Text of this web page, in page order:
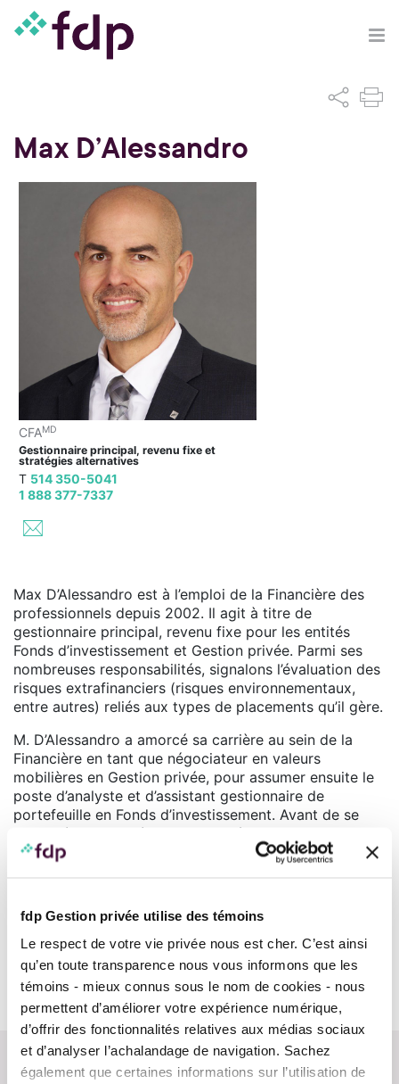
fdp Gestion privée utilise des témoins
Le respect de votre vie privée nous est cher. C’est ainsi
qu’en toute transparence nous vous informons que les
témoins - mieux connus sous le nom de cookies - nous
permettent d’améliorer votre expérience numérique,
d’offrir des fonctionnalités relatives aux médias sociaux
et d’analyser l’achalandage de navigation. Sachez
également que certaines informations sur l’utilisation de
Max D’Alessandro
CFAMD
Gestionnaire principal, revenu fixe et
stratégies alternatives
T 514 350-5041
1 888 377-7337
Max D’Alessandro est à l’emploi de la Financière des
professionnels depuis 2002. Il agit à titre de
gestionnaire principal, revenu fixe pour les entités
Fonds d’investissement et Gestion privée. Parmi ses
nombreuses responsabilités, signalons l’évaluation des
risques extrafinanciers (risques environnementaux,
entre autres) reliés aux types de placements qu’il gère.
M. D’Alessandro a amorcé sa carrière au sein de la
Financière en tant que négociateur en valeurs
mobilières en Gestion privée, pour assumer ensuite le
poste d’analyste et d’assistant gestionnaire de
portefeuille en Fonds d’investissement. Avant de se
joindre à la Financière, il a occupé le poste de
représentant en placement pour la Banque de
l’Université Concordia, Max D’Alessandro détient le
titre d’analyste financier agréé (CFA). Il a réussi avec
succès de nombreux cours de l’Institut canadien des
valeurs mobilières et est membre de l’Association des
analystes financiers de Montréal.